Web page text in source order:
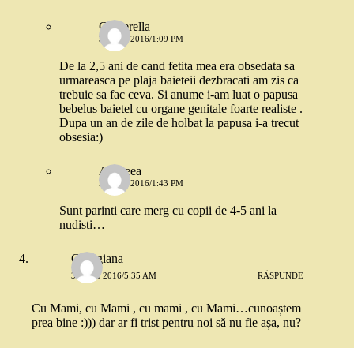
Cinderella
31 MAI 2016/1:09 PM
De la 2,5 ani de cand fetita mea era obsedata sa
urmareasca pe plaja baieteii dezbracati am zis ca
trebuie sa fac ceva. Si anume i-am luat o papusa
bebelus baietel cu organe genitale foarte realiste .
Dupa un an de zile de holbat la papusa i-a trecut
obsesia:)
Andreea
31 MAI 2016/1:43 PM
Sunt parinti care merg cu copii de 4-5 ani la
nudisti…
Georgiana
31 MAI 2016/5:35 AM RĂSPUNDE
Cu Mami, cu Mami , cu mami , cu Mami…cunoaștem
prea bine :))) dar ar fi trist pentru noi să nu fie așa, nu?